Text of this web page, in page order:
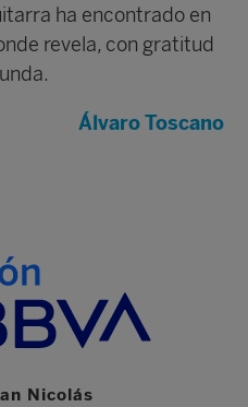
ha encontrado en
revela, con gratitud
Álvaro Toscano
Nicolás